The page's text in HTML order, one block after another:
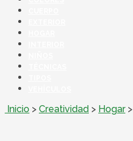
Inicio > Creatividad > Hogar>